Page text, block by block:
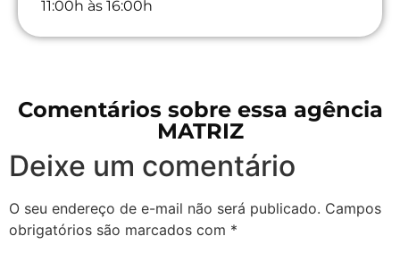
11:00h às 16:00h
Comentários sobre essa agência
MATRIZ
Deixe um comentário
O seu endereço de e-mail não será publicado. Campos
obrigatórios são marcados com *